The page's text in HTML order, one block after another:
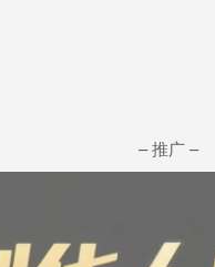
– 推广 –